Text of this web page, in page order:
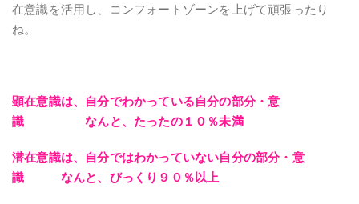
在意識を活用し、コンフォートゾーンを上げて頑張ったり
ね。
顕在意識は、自分でわかっている自分の部分・意
識 なんと、たったの１０％未満
潜在意識は、自分ではわかっていない自分の部分・意
識 なんと、びっくり９０％以上